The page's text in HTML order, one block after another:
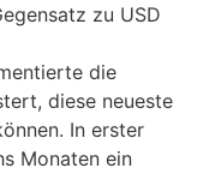
zu USD
die
diese neueste
In erster
Monaten ein